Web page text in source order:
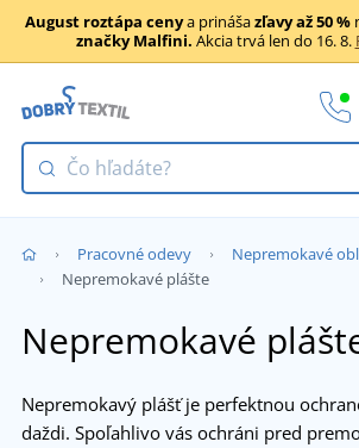
August roztápa cenya prinášazľavy až 50 %
značky Malfini. Akcia trvá len do 16. 8.
Pracovné odevy
Nepremokavé
Nepremokavé plášte
Nepremokavé
Nepremokavý plášť je perfektnou
daždi. Spoľahlivo vás ochráni pred